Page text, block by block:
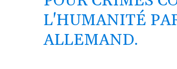
L'HUMANITÉ
ALLEMAND.